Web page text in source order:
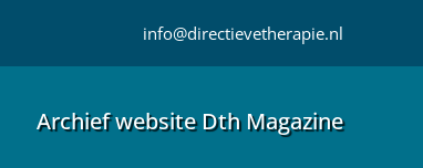
info@directievetherapie.nl
Archief website Dth Magazine